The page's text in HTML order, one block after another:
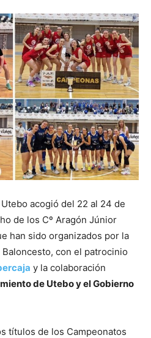
acogió del 22 al 24 de
de los Cº Aragón Júnior
han sido organizados por la
con el patrocinio
y la colaboración
de Utebo y el Gobierno
títulos de los Campeonatos